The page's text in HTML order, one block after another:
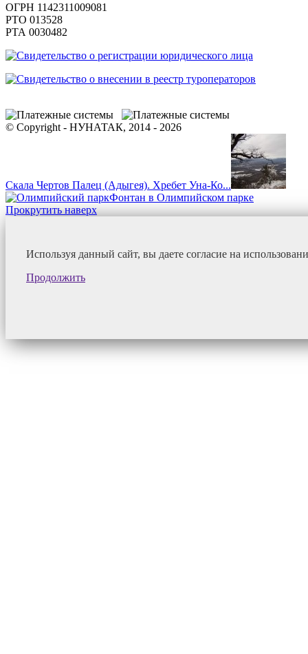
ОГРН 1142311009081
PTO 013528
РТА 0030482
© Copyright - НУНАТАК, 2014 - 2026
Скала Чертов Палец (Адыгея). Хребет Уна-Ко...
Фонтан в Олимпийском парке
Прокрутить наверх
Используя данный сайт, вы даете согласие на
Продолжить